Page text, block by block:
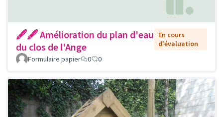
🖋🖋 Amélioration du plan d'eau
du clos de l'Ange
En cours
d'évaluation
Formulaire papier
0 0